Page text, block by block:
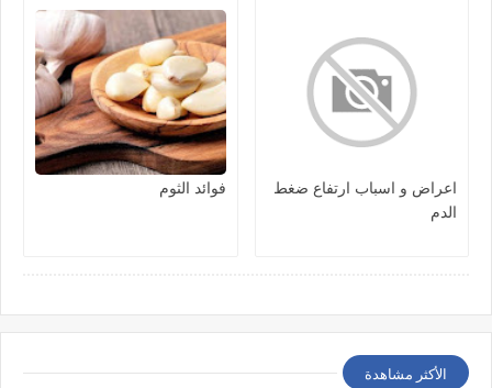
اعراض و اسباب ارتفاع ضغط
الدم
فوائد الثوم
الأكثر مشاهدة